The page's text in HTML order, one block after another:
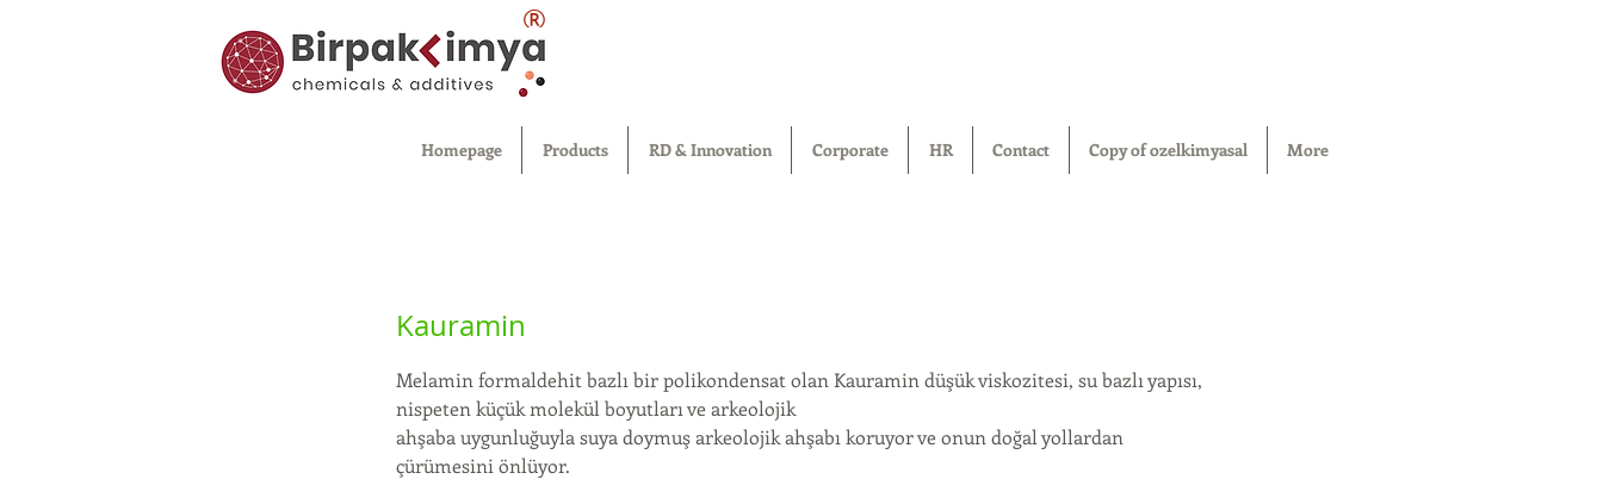
®
Homepage Products RD & Innovation Corporate HR Contact Copy of ozelkimyasal More
Kauramin
Melamin formaldehit bazlı bir polikondensat olan Kauramin düşük viskozitesi, su bazlı yapısı,
nispeten küçük molekül boyutları ve arkeolojik
ahşaba uygunluğuyla suya doymuş arkeolojik ahşabı koruyor ve onun doğal yollardan
çürümesini önlüyor.